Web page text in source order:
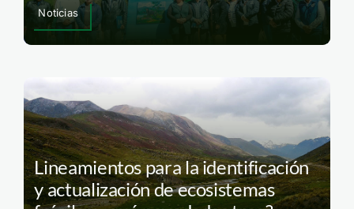
Noticias
Lineamientos para la identificación
y actualización de ecosistemas